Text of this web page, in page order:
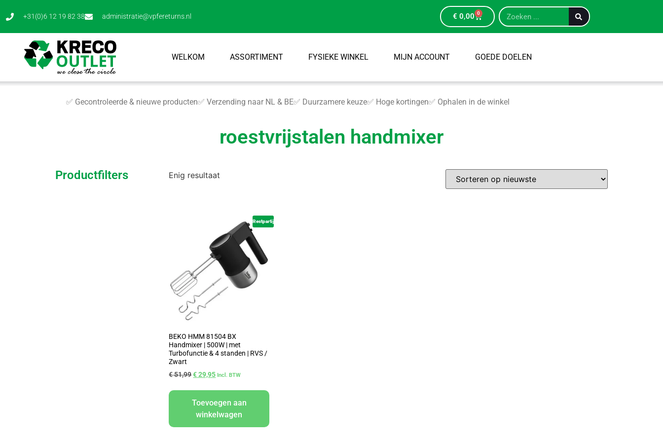
+31(0)6 12 19 82 38 administratie@vpfereturns.nl € 0,00 0
WELKOM ASSORTIMENT FYSIEKE WINKEL MIJN ACCOUNT GOEDE DOELEN
✅ Gecontroleerde & nieuwe producten✅ Verzending naar NL & BE✅ Duurzamere keuze✅ Hoge kortingen✅ Ophalen in de winkel
roestvrijstalen handmixer
Productfilters Enig resultaat
Restpartij
BEKO HMM 81504 BX
Handmixer | 500W | met
Turbofunctie & 4 standen | RVS /
Zwart
€51,99€29,95 Incl. BTW
Toevoegen aan
winkelwagen